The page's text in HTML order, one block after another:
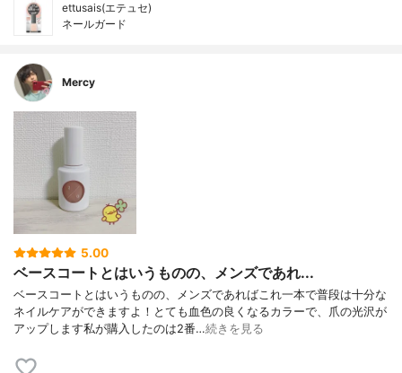
ettusais(エテュセ)
ネールガード
Mercy
5.00
ベースコートとはいうものの、メンズであれ...
ベースコートとはいうものの、メンズであればこれ一本で普段は十分な
ネイルケアができますよ！とても血色の良くなるカラーで、爪の光沢が
アップします私が購入したのは2番…続きを見る